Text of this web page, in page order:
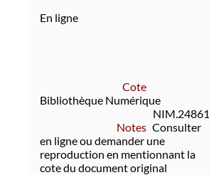
En ligne
Cote
Bibliothèque Numérique
NIM.24861
Notes Consulter
en ligne ou demander une
reproduction en mentionnant la
cote du document original